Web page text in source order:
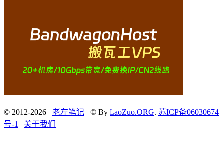
© 2012-2026 老左笔记 © By LaoZuo.ORG. 苏ICP备06030674
号-1 | 关于我们